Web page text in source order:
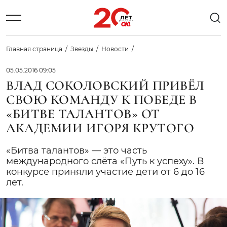
Главная страница Звезды Новости
05.05.2016 09:05
ВЛАД СОКОЛОВСКИЙ ПРИВЁЛ
СВОЮ КОМАНДУ К ПОБЕДЕ В
«БИТВЕ ТАЛАНТОВ» ОТ
АКАДЕМИИ ИГОРЯ КРУТОГО
«Битва талантов» — это часть
международного слёта «Путь к успеху». В
конкурсе приняли участие дети от 6 до 16
лет.